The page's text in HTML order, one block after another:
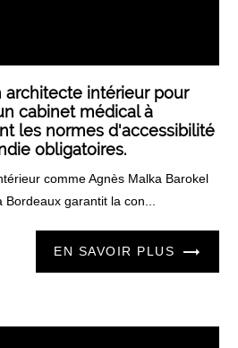
architecte intérieur pour
cabinet médical à
les normes d'accessibilité
obligatoires.
comme Agnès Malka Barokel
garantit la con...
EN SAVOIR PLUS